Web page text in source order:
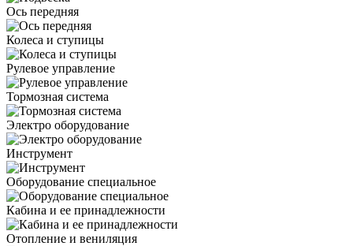
Ось передняя
Колеса и ступицы
Рулевое управление
Тормозная система
Электро оборудование
Инструмент
Оборудование специальное
Кабина и ее принадлежности
Отопление и вениляция